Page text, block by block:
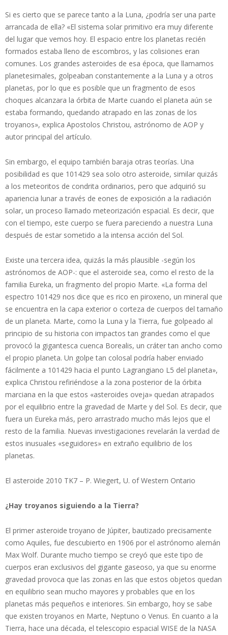
Si es cierto que se parece tanto a la Luna, ¿podría ser una parte
arrancada de ella? «El sistema solar primitivo era muy diferente
del lugar que vemos hoy. El espacio entre los planetas recién
formados estaba lleno de escombros, y las colisiones eran
comunes. Los grandes asteroides de esa época, que llamamos
planetesimales, golpeaban constantemente a la Luna y a otros
planetas, por lo que es posible que un fragmento de esos
choques alcanzara la órbita de Marte cuando el planeta aún se
estaba formando, quedando atrapado en las zonas de los
troyanos», explica Apostolos Christou, astrónomo de AOP y
autor principal del artículo.
Sin embargo, el equipo también baraja otras teorías. Una
posibilidad es que 101429 sea solo otro asteroide, similar quizás
a los meteoritos de condrita ordinarios, pero que adquirió su
apariencia lunar a través de eones de exposición a la radiación
solar, un proceso llamado meteorización espacial. Es decir, que
con el tiempo, este cuerpo se fuera pareciendo a nuestra Luna
después de estar sometido a la intensa acción del Sol.
Existe una tercera idea, quizás la más plausible -según los
astrónomos de AOP-: que el asteroide sea, como el resto de la
familia Eureka, un fragmento del propio Marte. «La forma del
espectro 101429 nos dice que es rico en piroxeno, un mineral que
se encuentra en la capa exterior o corteza de cuerpos del tamaño
de un planeta. Marte, como la Luna y la Tierra, fue golpeado al
principio de su historia con impactos tan grandes como el que
provocó la gigantesca cuenca Borealis, un cráter tan ancho como
el propio planeta. Un golpe tan colosal podría haber enviado
fácilmente a 101429 hacia el punto Lagrangiano L5 del planeta»,
explica Christou refiriéndose a la zona posterior de la órbita
marciana en la que estos «asteroides oveja» quedan atrapados
por el equilibrio entre la gravedad de Marte y del Sol. Es decir, que
fuera un Eureka más, pero arrastrado mucho más lejos que el
resto de la familia. Nuevas investigaciones revelarán la verdad de
estos inusuales «seguidores» en extraño equilibrio de los
planetas.
El asteroide 2010 TK7 – P. Wiegert, U. of Western Ontario
¿Hay troyanos siguiendo a la Tierra?
El primer asteroide troyano de Júpiter, bautizado precisamente
como Aquiles, fue descubierto en 1906 por el astrónomo alemán
Max Wolf. Durante mucho tiempo se creyó que este tipo de
cuerpos eran exclusivos del gigante gaseoso, ya que su enorme
gravedad provoca que las zonas en las que estos objetos quedan
en equilibrio sean mucho mayores y probables que en los
planetas más pequeños e interiores. Sin embargo, hoy se sabe
que existen troyanos en Marte, Neptuno o Venus. En cuanto a la
Tierra, hace una década, el telescopio espacial WISE de la NASA